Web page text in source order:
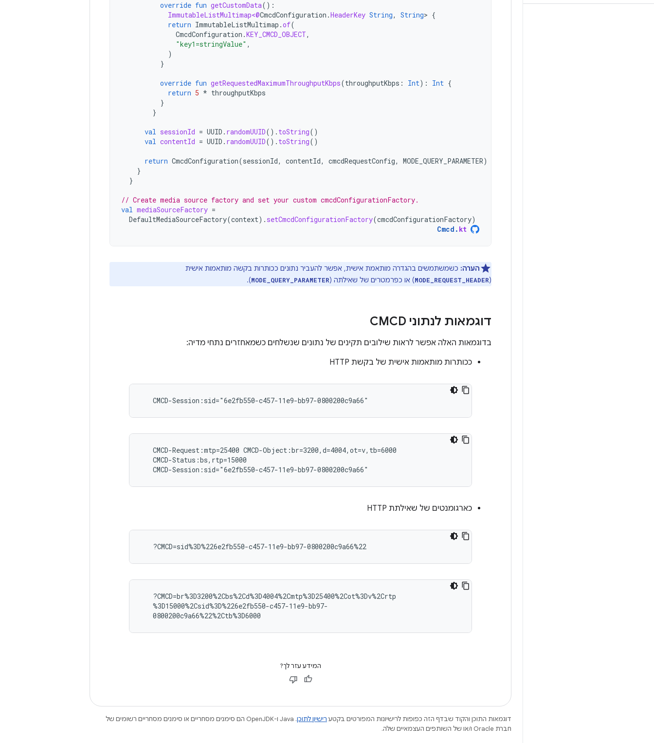
override fun getCustomData():
ImmutableListMultimap<@CmcdConfiguration .HeaderKey String, String> {
return ImmutableListMultimap .of(
CmcdConfiguration .KEY_CMCD_OBJECT,
"key1=stringValue" ,
)
}
override fun getRequestedMaximumThroughputKbps(throughputKbps : Int): Int {
return 5 * throughputKbps
}
}
val sessionId = UUID . randomUUID(). toString()
val contentId = UUID . randomUUID(). toString()
return CmcdConfiguration(sessionId, contentId, cmcdRequestConfig, MODE_QUERY_PARAMETER)
}
}
// Create media source factory and set your custom cmcdConfigurationFactory.
val mediaSourceFactory =
DefaultMediaSourceFactory(context). setCmcdConfigurationFactory(cmcdConfigurationFactory)
Cmcd . kt
הערה: כשמשתמשים בהגדרה מותאמת אישית, אפשר להעביר נתונים ככותרות בקשה מותאמות אישית
(
MODE_REQUEST_HEADER) או כפרמטרים של שאילתה (MODE_QUERY_PARAMETER
).
דוגמאות לנתוני CMCD
בדוגמאות האלה אפשר לראות שילובים תקינים של נתונים שנשלחים כשמאחזרים נתחי מדיה:
ככותרות מותאמות אישית של בקשת HTTP
   CMCD-Request:mtp=25400 CMCD-Object:br=3200,d=4004,ot=v,tb=6000
   CMCD-Status:bs,rtp=15000
כארגומנטים של שאילתת HTTP
   ?CMCD=br%3D3200%2Cbs%2Cd%3D4004%2Cmtp%3D25400%2Cot%3Dv%2Crtp
   %3D15000%2Csid%3D%226e2fb550-c457-11e9-bb97-
המידע עזר לך?
דוגמאות התוכן והקוד שבדף הזה כפופות לרישיונות המפורטים בקטע רישיון לתוכן
.‏ Java ו-OpenJDK הם סימנים מסחריים או סימנים מסחריים רשומים של
חברת Oracle ו/או של השותפים העצמאיים שלה.